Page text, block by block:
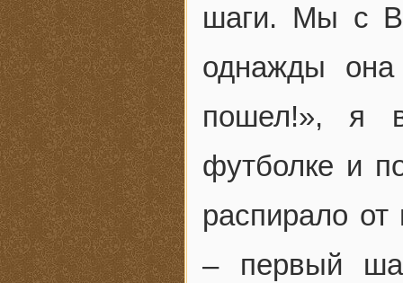
шаги. Мы с
однажды
пошел!», я
футболке и
распирало от
– первый